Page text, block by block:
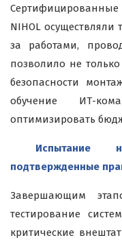
NIHOL осуществляли
за работами,
позволило не
безопасности
обучение ИТ-
оптимизировать
Испытание
подтвержденные
Завершающим
тестирование
критические